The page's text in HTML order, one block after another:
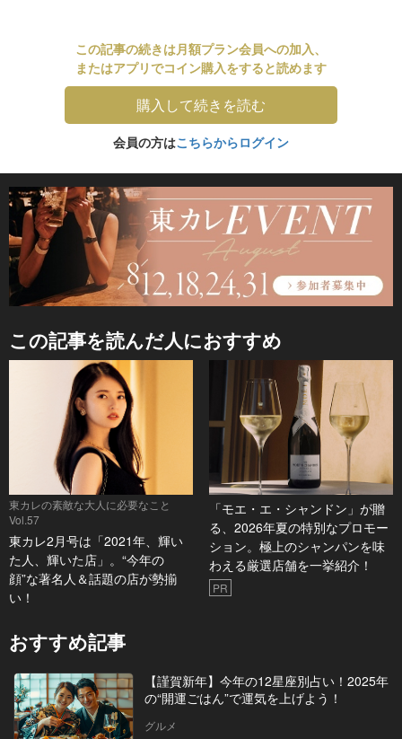
この記事の続きは月額プラン会員への加入、
またはアプリでコイン購入をすると読めます
購入して続きを読む
会員の方はこちらからログイン
この記事を読んだ人におすすめ
東カレの素敵な大人に必要なこと
Vol.57
東カレ2月号は「2021年、輝い
た人、輝いた店」。“今年の
顔”な著名人＆話題の店が勢揃
い！
「モエ・エ・シャンドン」が贈
る、2026年夏の特別なプロモー
ション。極上のシャンパンを味
わえる厳選店舗を一挙紹介！
PR
おすすめ記事
【謹賀新年】今年の12星座別占い！2025年
の“開運ごはん”で運気を上げよう！
グルメ